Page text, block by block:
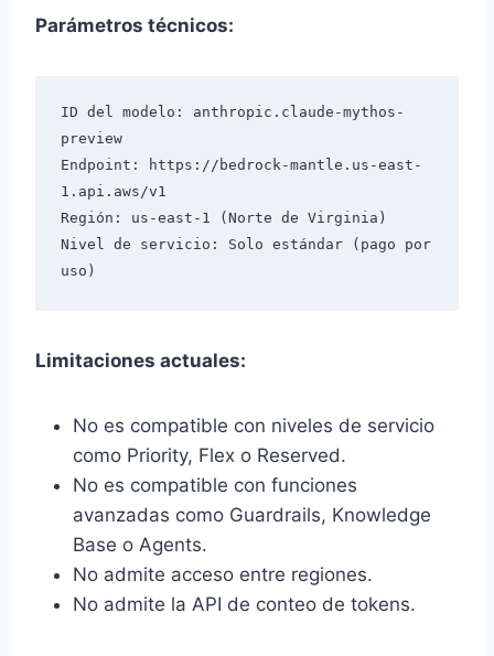
Parámetros técnicos:
ID del modelo: anthropic.claude-mythos-
preview
Endpoint: https://bedrock-mantle.us-east-
1.api.aws/v1
Región: us-east-1 (Norte de Virginia)
Nivel de servicio: Solo estándar (pago por
Limitaciones actuales:
No es compatible con niveles de servicio
como Priority, Flex o Reserved.
No es compatible con funciones
avanzadas como Guardrails, Knowledge
Base o Agents.
No admite acceso entre regiones.
No admite la API de conteo de tokens.